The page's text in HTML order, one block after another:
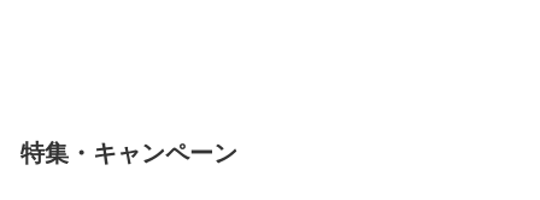
特集・キャンペーン